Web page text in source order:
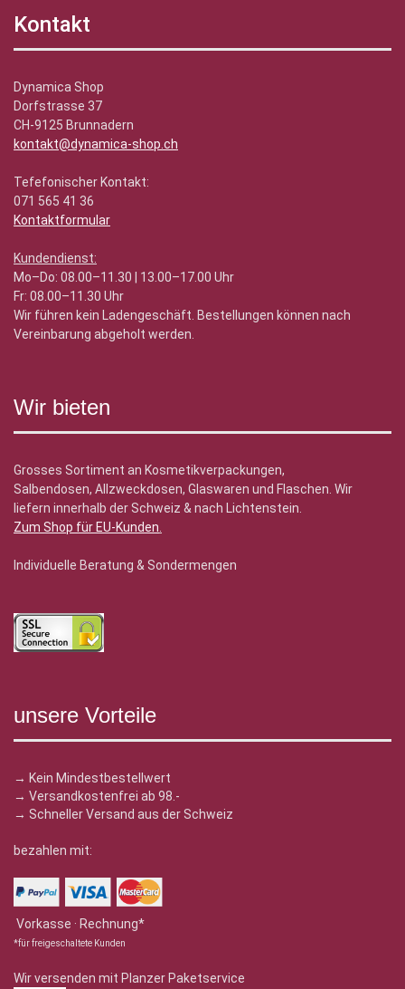
Kontakt
Dynamica Shop
Dorfstrasse 37
CH-9125 Brunnadern
kontakt@dynamica-shop.ch
Tefefonischer Kontakt:
071 565 41 36
Kontaktformular
Kundendienst:
Mo–Do: 08.00–11.30 | 13.00–17.00 Uhr
Fr: 08.00–11.30 Uhr
Wir führen kein Ladengeschäft. Bestellungen können nach
Vereinbarung abgeholt werden.
Wir bieten
Grosses Sortiment an Kosmetikverpackungen,
Salbendosen, Allzweckdosen, Glaswaren und Flaschen. Wir
liefern innerhalb der Schweiz & nach Lichtenstein.
Zum Shop für EU-Kunden.
Individuelle Beratung & Sondermengen
unsere Vorteile
→ Kein Mindestbestellwert
→ Versandkostenfrei ab 98.-
→ Schneller Versand aus der Schweiz
bezahlen mit:
Vorkasse · Rechnung*
*für freigeschaltete Kunden
Wir versenden mit Planzer Paketservice